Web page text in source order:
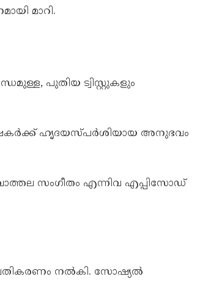
മാറി.
പുതിയ ട്വിസ്റ്റുകളും
ഹൃദയസ്പർശിയായ അനുഭവം
സംഗീതം എന്നിവ എപ്പിസോഡ്
നൽകി. സോഷ്യൽ